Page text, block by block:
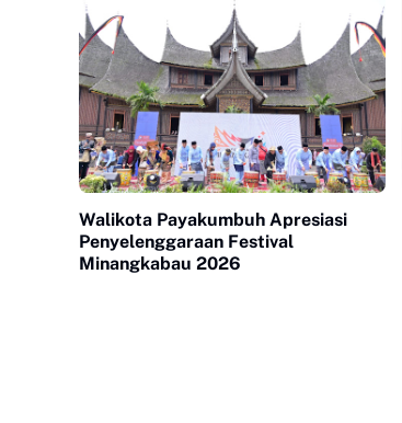
karena 'Biaya Transport'"
Walikota Payakumbuh Apresiasi
Penyelenggaraan Festival
Minangkabau 2026